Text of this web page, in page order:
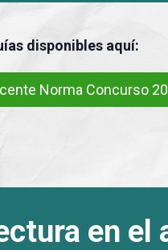
disponibles aquí:
Norma Concurso
en el